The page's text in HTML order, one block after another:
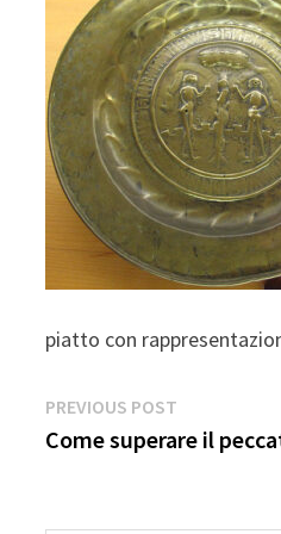
piatto con
Navigazione
articoli
PREVIOUS POST
post:
Come superare il